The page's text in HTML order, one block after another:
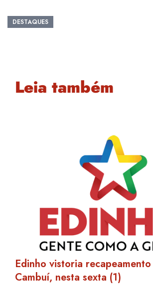
DESTAQUES
Leia também
Edinho vistoria
Cambuí, nesta sexta (1)